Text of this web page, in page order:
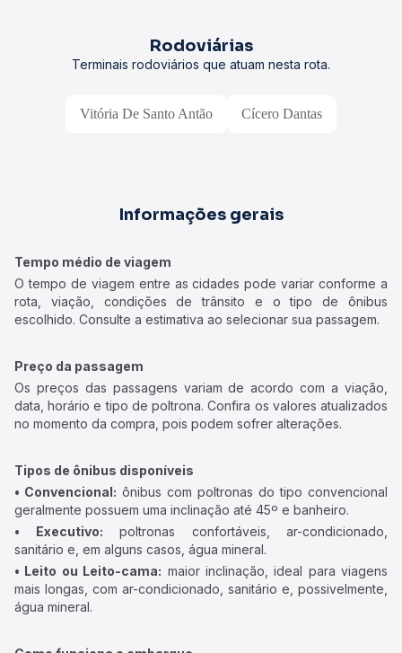
Rodoviárias
Terminais rodoviários que atuam nesta rota.
Vitória De Santo Antão Cícero Dantas
Informações gerais
Tempo médio de viagem
O tempo de viagem entre as cidades pode variar conforme a
rota, viação, condições de trânsito e o tipo de ônibus
escolhido. Consulte a estimativa ao selecionar sua passagem.
Preço da passagem
Os preços das passagens variam de acordo com a viação,
data, horário e tipo de poltrona. Confira os valores atualizados
no momento da compra, pois podem sofrer alterações.
Tipos de ônibus disponíveis
• Convencional: ônibus com poltronas do tipo convencional
geralmente possuem uma inclinação até 45º e banheiro.
• Executivo: poltronas confortáveis, ar-condicionado,
sanitário e, em alguns casos, água mineral.
• Leito ou Leito-cama: maior inclinação, ideal para viagens
mais longas, com ar-condicionado, sanitário e, possivelmente,
água mineral.